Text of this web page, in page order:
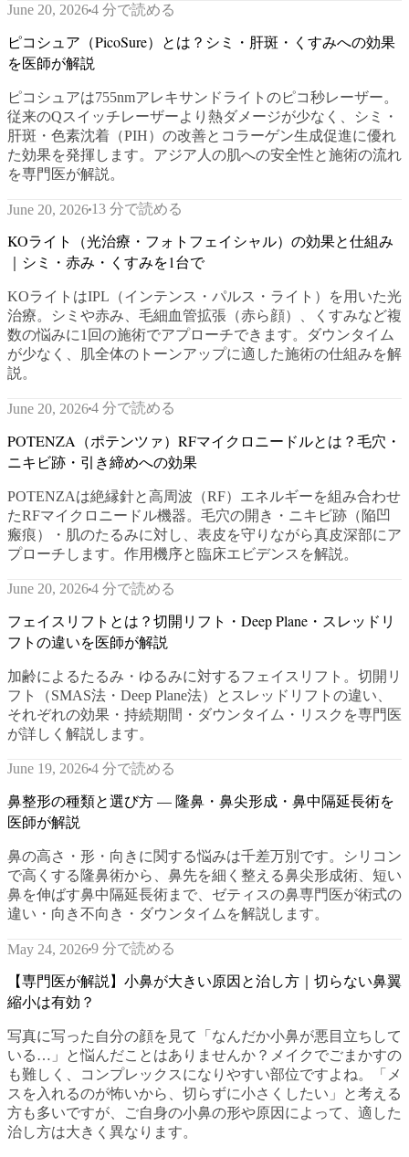
June 20, 20264 分で読める
ピコシュア（PicoSure）とは？シミ・肝斑・くすみへの効果
を医師が解説
ピコシュアは755nmアレキサンドライトのピコ秒レーザー。
従来のQスイッチレーザーより熱ダメージが少なく、シミ・
肝斑・色素沈着（PIH）の改善とコラーゲン生成促進に優れ
た効果を発揮します。アジア人の肌への安全性と施術の流れ
を専門医が解説。
June 20, 2026 13 分で読める
KOライト（光治療・フォトフェイシャル）の効果と仕組み
｜シミ・赤み・くすみを1台で
KOライトはIPL（インテンス・パルス・ライト）を用いた光
治療。シミや赤み、毛細血管拡張（赤ら顔）、くすみなど複
数の悩みに1回の施術でアプローチできます。ダウンタイム
が少なく、肌全体のトーンアップに適した施術の仕組みを解
説。
June 20, 20264 分で読める
POTENZA（ポテンツァ）RFマイクロニードルとは？毛穴・
ニキビ跡・引き締めへの効果
POTENZAは絶縁針と高周波（RF）エネルギーを組み合わせ
たRFマイクロニードル機器。毛穴の開き・ニキビ跡（陥凹
瘢痕）・肌のたるみに対し、表皮を守りながら真皮深部にア
プローチします。作用機序と臨床エビデンスを解説。
June 20, 20264 分で読める
フェイスリフトとは？切開リフト・Deep Plane・スレッドリ
フトの違いを医師が解説
加齢によるたるみ・ゆるみに対するフェイスリフト。切開リ
フト（SMAS法・Deep Plane法）とスレッドリフトの違い、
それぞれの効果・持続期間・ダウンタイム・リスクを専門医
が詳しく解説します。
June 19, 20264 分で読める
鼻整形の種類と選び方 — 隆鼻・鼻尖形成・鼻中隔延長術を
医師が解説
鼻の高さ・形・向きに関する悩みは千差万別です。シリコン
で高くする隆鼻術から、鼻先を細く整える鼻尖形成術、短い
鼻を伸ばす鼻中隔延長術まで、ゼティスの鼻専門医が術式の
違い・向き不向き・ダウンタイムを解説します。
May 24, 20269 分で読める
【専門医が解説】小鼻が大きい原因と治し方｜切らない鼻翼
縮小は有効？
写真に写った自分の顔を見て「なんだか小鼻が悪目立ちして
いる…」と悩んだことはありませんか？メイクでごまかすの
も難しく、コンプレックスになりやすい部位ですよね。「メ
スを入れるのが怖いから、切らずに小さくしたい」と考える
方も多いですが、ご自身の小鼻の形や原因によって、適した
治し方は大きく異なります。